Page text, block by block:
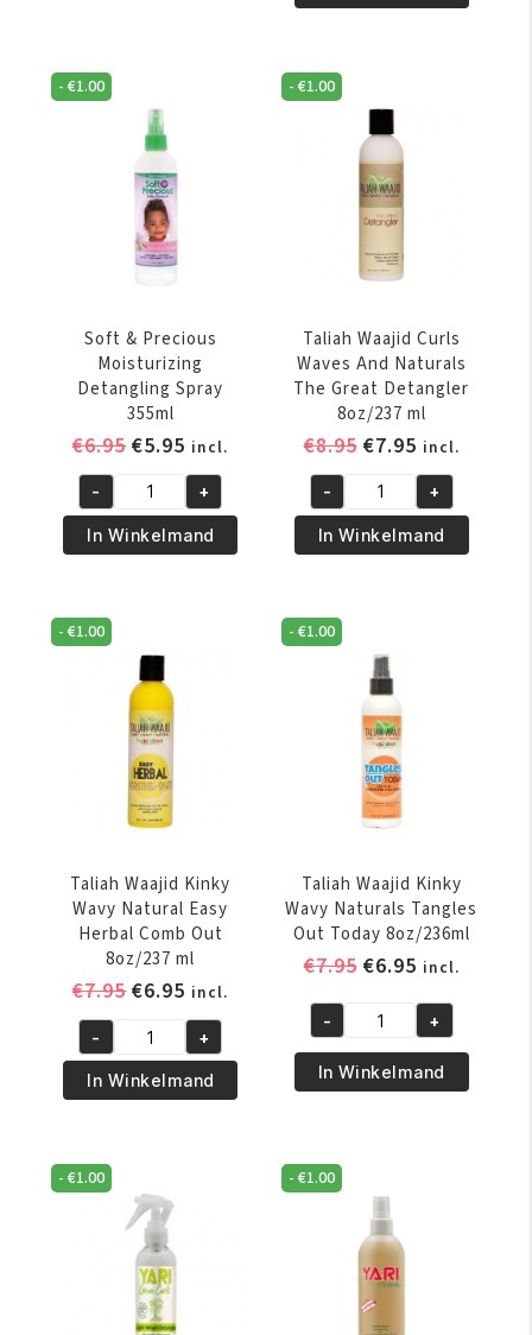
In
Conditioning
Detangler
Raw
Butter
Extra
Moisture
Detangler
8oz/237
-€1.00
Soft & Precious
Moisturizing
Detangling Spray
355ml
€6.95Oorspronkelijke
was:
€6.95.
€5.95 Huidige
prijs
is:
€5.95.
incl.
Soft
&
Precious
Detangling
Spray
aantal
- +
In Winkelmand
-€1.00
Taliah Waajid Curls
Waves And Naturals
The Great Detangler
8oz/237 ml
€8.95 Oorspronkelijke
was:
€8.95.
€7.95Huidige
prijs
is:
€7.95.
incl.
Taliah
Waajid
Curls
And
Naturals
Detangler
8oz/237
aantal
- +
In Winkelmand
-€1.00
Taliah Waajid Kinky
Wavy Natural Easy
Herbal Comb Out
8oz/237 ml
€7.95Oorspronkelijke
was:
€7.95.
€6.95 Huidige
prijs
is:
€6.95.
incl.
Taliah
Waajid
Kinky
Natural
Easy
Herbal
8oz/237
- +
In Winkelmand
-€1.00
Taliah Waajid Kinky
Wavy Naturals Tangles
Out Today 8oz/236ml
€7.95 Oorspronkelijke
was:
€7.95.
€6.95Huidige
is:
€6.95.
incl.
Taliah
Waajid
Kinky
Tangles
8oz/236ml
- +
In Winkelmand
-€1.00 -€1.00